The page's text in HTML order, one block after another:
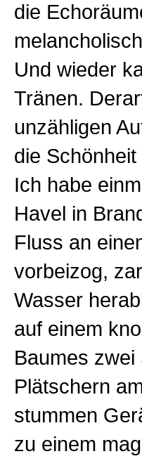
die
Und wieder
Tränen.
unzähligen
die
Ich habe
Havel in
Fluss an
vorbeizog,
Wasser
auf einem
Baumes zwei
Plätschern
stummen
zu einem